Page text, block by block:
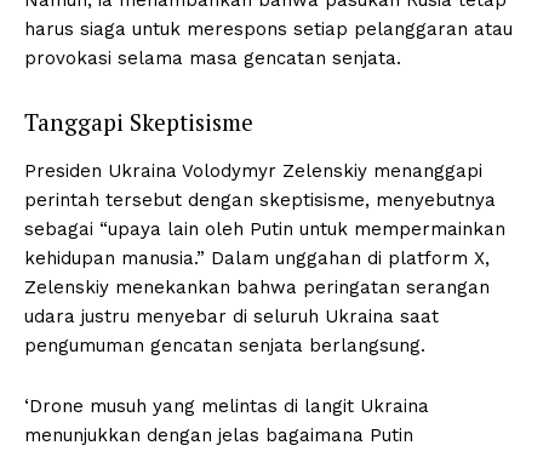
harus siaga untuk merespons setiap pelanggaran atau
provokasi selama masa gencatan senjata.
Tanggapi Skeptisisme
Presiden Ukraina Volodymyr Zelenskiy menanggapi
perintah tersebut dengan skeptisisme, menyebutnya
sebagai “upaya lain oleh Putin untuk mempermainkan
kehidupan manusia.” Dalam unggahan di platform X,
Zelenskiy menekankan bahwa peringatan serangan
udara justru menyebar di seluruh Ukraina saat
pengumuman gencatan senjata berlangsung.
‘Drone musuh yang melintas di langit Ukraina
menunjukkan dengan jelas bagaimana Putin